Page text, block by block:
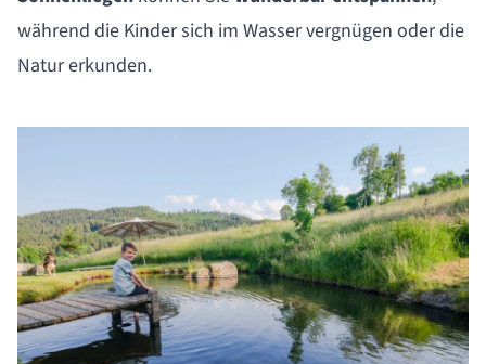
während die Kinder sich im Wasser vergnügen oder die
Natur erkunden.